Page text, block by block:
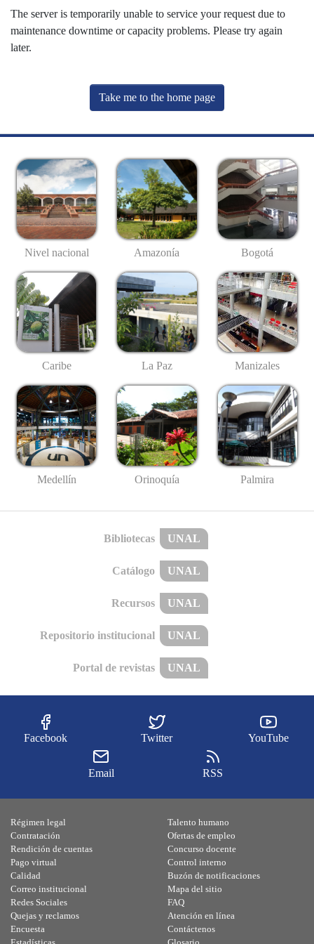
The server is temporarily unable to service your request due to
maintenance downtime or capacity problems. Please try again
later.
Take me to the home page
Nivel nacional Amazonía Bogotá
Caribe La Paz Manizales
Medellín Orinoquía Palmira
Bibliotecas UNAL
Catálogo UNAL
Recursos UNAL
Repositorio institucional UNAL
Portal de revistas UNAL
Facebook Twitter YouTube
Email RSS
Régimen legal
Contratación
Rendición de cuentas
Pago virtual
Calidad
Talento humano
Ofertas de empleo
Concurso docente
Control interno
Buzón de notificaciones
Correo institucional
Redes Sociales
Quejas y reclamos
Encuesta
Mapa del sitio
FAQ
Atención en línea
Contáctenos